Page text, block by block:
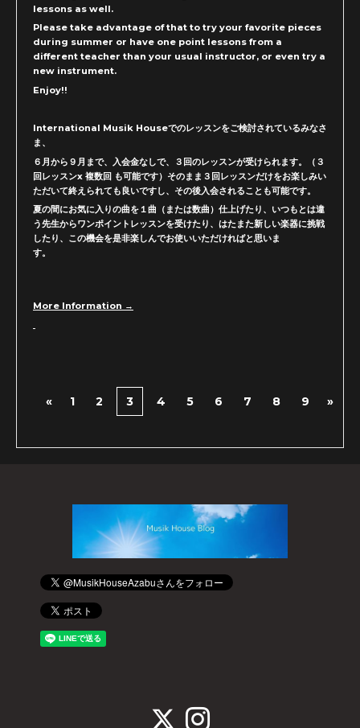
lessons as well.
Please take advantage of that to try your favorite pieces
during summer or have one point lessons from a
different teacher than your usual instructor, or even try a
new instrument.
Enjoy!!
International Musik Houseでのレッスンをご検討されているみなさ
ま、
６月から９月まで、入会金なしで、３回のレッスンが受けられます。（３
回レッスンx 複数回 も可能です）そのまま３回レッスンだけをお楽しみい
ただいて終えられても良いですし、その後入会されることも可能です。
夏の間にお気に入りの曲を１曲（または数曲）仕上げたり、いつもとは違
う先生からワンポイントレッスンを受けたり、はたまた新しい楽器に挑戦
したり、 この機会を是非楽しんでお使いいただければと思いま
す。
More Information →
« 1 2 3 4 5 6 7 8 9 »